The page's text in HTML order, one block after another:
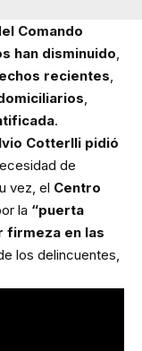
Comando
han disminuido
recientes
.
Cotterlli pidió
de
vez, el Centro
la “puerta
firmeza en las
los delincuentes,